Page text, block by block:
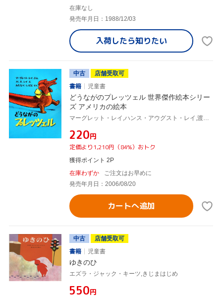
在庫なし
発売年月日：1988/12/03
入荷したら知りたい
中古
店舗受取可
書籍
児童書
どうながのプレッツェル 世界傑作絵本シリー
ズ アメリカの絵本
マーグレット・レイ,ハンス・アウグスト・レイ,渡辺茂男
¥220円
定価より1,210円（84%）おトク
獲得ポイント 2P
在庫わずか
ご注文はお早めに
発売年月日：2006/08/20
カートへ追加
中古
店舗受取可
書籍
児童書
ゆきのひ
エズラ・ジャック・キーツ,きじまはじめ
¥550円